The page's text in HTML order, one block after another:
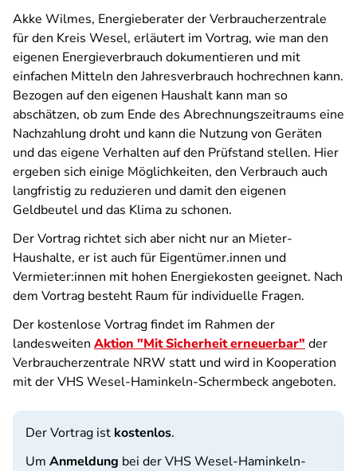
Akke Wilmes, Energieberater der Verbraucherzentrale
für den Kreis Wesel, erläutert im Vortrag, wie man den
eigenen Energieverbrauch dokumentieren und mit
einfachen Mitteln den Jahresverbrauch hochrechnen kann.
Bezogen auf den eigenen Haushalt kann man so
abschätzen, ob zum Ende des Abrechnungszeitraums eine
Nachzahlung droht und kann die Nutzung von Geräten
und das eigene Verhalten auf den Prüfstand stellen. Hier
ergeben sich einige Möglichkeiten, den Verbrauch auch
langfristig zu reduzieren und damit den eigenen
Geldbeutel und das Klima zu schonen.
Der Vortrag richtet sich aber nicht nur an Mieter-
Haushalte, er ist auch für Eigentümer.innen und
Vermieter:innen mit hohen Energiekosten geeignet. Nach
dem Vortrag besteht Raum für individuelle Fragen.
Der kostenlose Vortrag findet im Rahmen der
landesweiten Aktion "Mit Sicherheit erneuerbar" der
Verbraucherzentrale NRW statt und wird in Kooperation
mit der VHS Wesel-Haminkeln-Schermbeck angeboten.
Der Vortrag ist kostenlos.
Um Anmeldung bei der VHS Wesel-Haminkeln-